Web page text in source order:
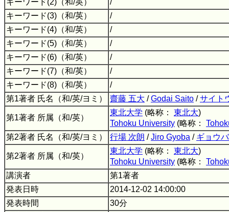
キーワード(2)（和/英）
/
キーワード(3)（和/英）
/
キーワード(4)（和/英）
/
キーワード(5)（和/英）
/
キーワード(6)（和/英）
/
キーワード(7)（和/英）
/
キーワード(8)（和/英）
/
第1著者 氏名（和/英/ヨミ）
齋藤 五大 /Godai Saito /サイト
第1著者 所属（和/英）
東北大学 (略称： 東北大)
Tohoku University (略称：
第2著者 氏名（和/英/ヨミ）
行場 次朗 /Jiro Gyoba / ギョウ
第2著者 所属（和/英）
東北大学 (略称： 東北大)
Tohoku University (略称：
講演者
第1著者
発表日時
2014-12-02 14:00:00
発表時間
30分